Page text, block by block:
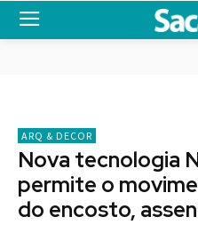
ARQ & DECOR
Nova tecnologia
permite o
do encosto,